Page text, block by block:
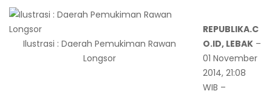
Ilustrasi : Daerah Pemukiman Rawan
Longsor
REPUBLIKA.C
O.ID, LEBAK –
01 November
2014, 21:08
WIB –